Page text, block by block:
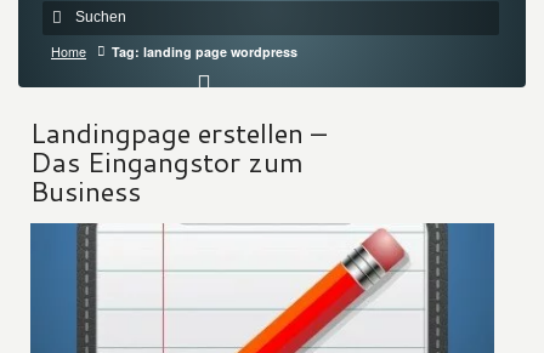
Home Tag: landing page wordpress
Landingpage erstellen –
Das Eingangstor zum
Business